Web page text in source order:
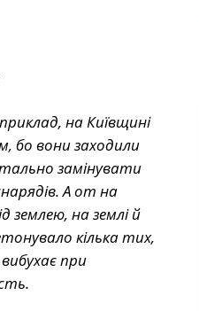
на Київщині
бо вони заходили
замінувати
А от на
землею, на землі й
кілька тих,
при